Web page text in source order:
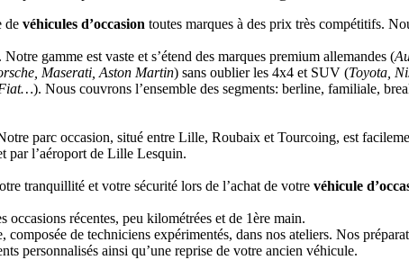
de véhicules d’occasion toutes marques à des prix très compétitifs.
gamme est vaste et s’étend des marques premium allemandes (
Maserati, Aston Martin) sans oublier les 4x4 et SUV (Toyota,
Fiat…). Nous couvrons l’ensemble des segments: berline, familiale,
parc occasion, situé entre Lille, Roubaix et Tourcoing, est
par l’aéroport de Lille Lesquin.
tranquillité et votre sécurité lors de l’achat de votre véhicule
récentes, peu kilométrées et de 1ère main.
de techniciens expérimentés, dans nos ateliers. Nos
personnalisés ainsi qu’une reprise de votre ancien véhicule.